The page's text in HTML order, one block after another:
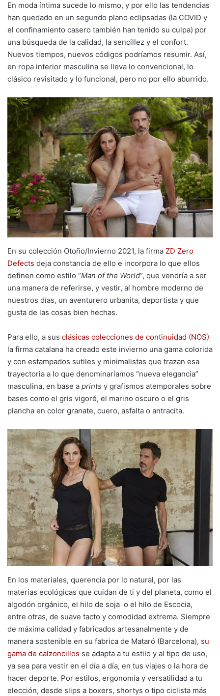
En moda íntima sucede lo mismo, y por ello las tendencias
han quedado en un segundo plano eclipsadas (la COVID y
el confinamiento casero también han tenido su culpa) por
una búsqueda de la calidad, la sencillez y el confort.
Nuevos tiempos, nuevos códigos podríamos resumir. Así,
en ropa interior masculina se lleva lo convencional, lo
clásico revisitado y lo funcional, pero no por ello aburrido.
En su colección Otoño/Invierno 2021, la firma ZD Zero
Defects deja constancia de ello e incorpora lo que ellos
definen como estilo “Man of the World”, que vendría a ser
una manera de referirse, y vestir, al hombre moderno de
nuestros días, un aventurero urbanita, deportista y que
gusta de las cosas bien hechas.
Para ello, a sus clásicas colecciones de continuidad (NOS)
la firma catalana ha creado este invierno una gama colorida
y con estampados sutiles y minimalistas que trazan esa
trayectoria a lo que denominaríamos “nueva elegancia”
masculina, en base a prints y grafismos atemporales sobre
bases como el gris vigoré, el marino oscuro o el gris
plancha en color granate, cuero, asfalta o antracita.
En los materiales, querencia por lo natural, por las
materias ecológicas que cuidan de ti y del planeta, como el
algodón orgánico, el hilo de soja o el hilo de Escocia,
entre otras, de suave tacto y comodidad extrema. Siempre
de máxima calidad y fabricados artesanalmente y de
manera sostenible en su fabrica de Mataró (Barcelona), su
gama de calzoncillos se adapta a tu estilo y al tipo de uso,
ya sea para vestir en el día a día, en tus viajes o la hora de
hacer deporte. Por estilos, ergonomía y versatilidad a tu
elección, desde slips a boxers, shortys o tipo ciclista más